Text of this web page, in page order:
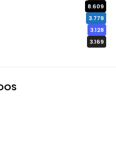
8.609
3.779
3.128
3.169